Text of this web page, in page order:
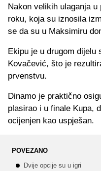
Nakon velikih ulaganja
roku, koja su iznosila
se da su u Maksimiru
Ekipu je u drugom dijelu
Kovačević, što je
prvenstvu.
Dinamo je praktično
plasirao i u finale Kupa,
ocijenjen kao uspješan.
POVEZANO
Dvije opcije su u igri